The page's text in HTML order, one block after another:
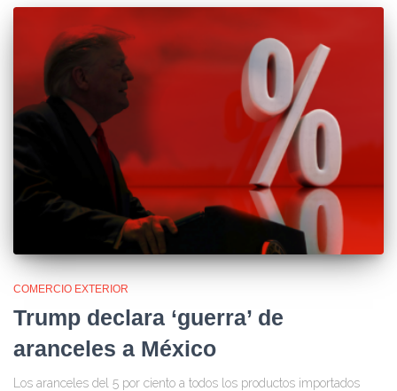
COMERCIO EXTERIOR
Trump declara ‘guerra’ de
aranceles a México
Los aranceles del 5 por ciento a todos los productos importados